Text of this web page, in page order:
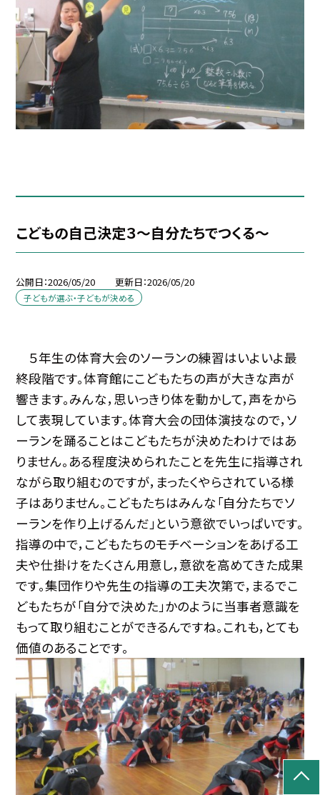
こどもの自己決定３～自分たちでつくる～
公開日 2026/05/20 更新日 2026/05/20
子どもが選ぶ・子どもが決める
５年生の体育大会のソーランの練習はいよいよ最
終段階です。体育館にこどもたちの声が大きな声が
響きます。みんな，思いっきり体を動かして，声をから
して表現しています。体育大会の団体演技なので，ソ
ーランを踊ることはこどもたちが決めたわけではあ
りません。ある程度決められたことを先生に指導され
ながら取り組むのですが，まったくやらされている様
子はありません。こどもたちはみんな「自分たちでソ
ーランを作り上げるんだ」という意欲でいっぱいです。
指導の中で，こどもたちのモチベーションをあげる工
夫や仕掛けをたくさん用意し，意欲を高めてきた成果
です。集団作りや先生の指導の工夫次第で，まるでこ
どもたちが「自分で決めた」かのように当事者意識を
もって取り組むことができるんですね。これも，とても
価値のあることです。